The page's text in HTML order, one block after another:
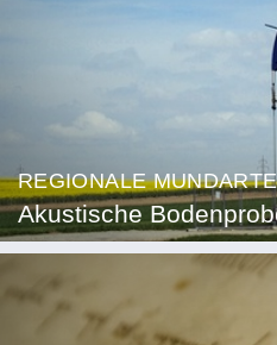
REGIONALE
Akustische